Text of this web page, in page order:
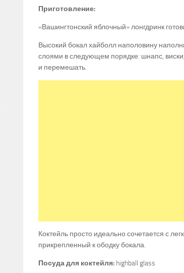
Приготовление:
«Вашингтонский яблочный» лонгдринк
Высокий бокал хайболл наполовину
слоями в следующем порядке: шнапс,
и перемешать.
Коктейль просто идеально сочетается с
прикрепленный к ободку бокала.
Посуда для коктейля: highball glass